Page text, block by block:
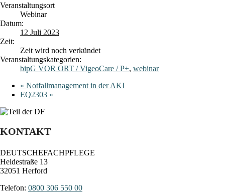
Veranstaltungsort
Webinar
Datum:
12 Juli 2023
Zeit:
Zeit wird noch verkündet
Veranstaltungskategorien:
bipG VOR ORT / VigeoCare / P+, webinar
« Notfallmanagement in der AKI
EQ2303 »
KONTAKT
DEUTSCHEFACHPFLEGE
Heidestraße 13
32051 Herford
Telefon: 0800 306 550 00